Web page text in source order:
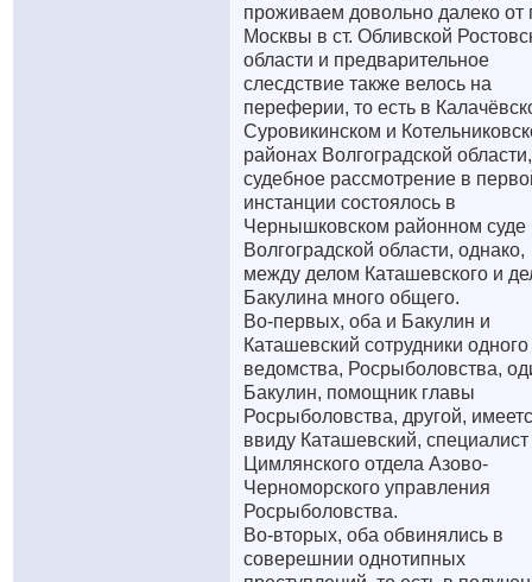
проживаем довольно далеко от
Москвы в ст. Обливской
области и предварительное
слесдствие также велось на
переферии, то есть в
Суровикинском и
районах Волгоградской
судебное рассмотрение в
инстанции состоялось в
Чернышковском районном суде
Волгоградской области, однако,
между делом Каташевского и
Бакулина много общего.
Во-первых, оба и Бакулин и
Каташевский сотрудники одного
ведомства, Росрыболовства,
Бакулин, помощник главы
Росрыболовства, другой,
ввиду Каташевский, специалист
Цимлянского отдела Азово-
Черноморского управления
Росрыболовства.
Во-вторых, оба обвинялись в
соверешнии однотипных